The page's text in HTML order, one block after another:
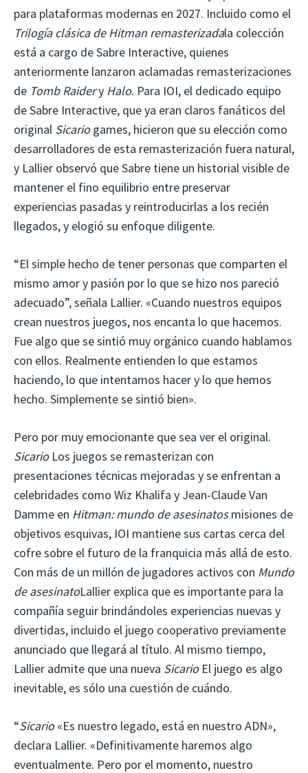
para plataformas modernas en 2027. Incluido como el
Trilogía clásica de Hitman remasterizadala colección
está a cargo de Sabre Interactive, quienes
anteriormente lanzaron aclamadas remasterizaciones
de Tomb Raidery Halo. Para IOI, el dedicado equipo
de Sabre Interactive, que ya eran claros fanáticos del
original Sicariogames, hicieron que su elección como
desarrolladores de esta remasterización fuera natural,
y Lallier observó que Sabre tiene un historial visible de
mantener el fino equilibrio entre preservar
experiencias pasadas y reintroducirlas a los recién
llegados, y elogió su enfoque diligente.
“El simple hecho de tener personas que comparten el
mismo amor y pasión por lo que se hizo nos pareció
adecuado”, señala Lallier. «Cuando nuestros equipos
crean nuestros juegos, nos encanta lo que hacemos.
Fue algo que se sintió muy orgánico cuando hablamos
con ellos. Realmente entienden lo que estamos
haciendo, lo que intentamos hacer y lo que hemos
hecho. Simplemente se sintió bien».
Pero por muy emocionante que sea ver el original.
SicarioLos juegos se remasterizan con
presentaciones técnicas mejoradas y se enfrentan a
celebridades como Wiz Khalifa y Jean-Claude Van
Damme en Hitman: mundo de asesinatosmisiones de
objetivos esquivas, IOI mantiene sus cartas cerca del
cofre sobre el futuro de la franquicia más allá de esto.
Con más de un millón de jugadores activos con Mundo
de asesinatoLallier explica que es importante para la
compañía seguir brindándoles experiencias nuevas y
divertidas, incluido el juego cooperativo previamente
anunciado que llegará al título. Al mismo tiempo,
Lallier admite que una nueva SicarioEl juego es algo
inevitable, es sólo una cuestión de cuándo.
“Sicario«Es nuestro legado, está en nuestro ADN»,
declara Lallier. «Definitivamente haremos algo
eventualmente. Pero por el momento, nuestro